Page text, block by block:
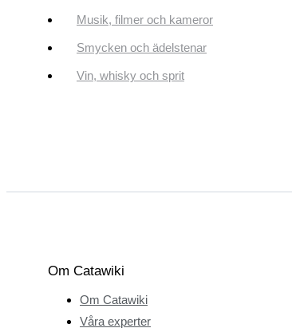
Musik, filmer och kameror
Smycken och ädelstenar
Vin, whisky och sprit
Om Catawiki
Om Catawiki
Våra experter